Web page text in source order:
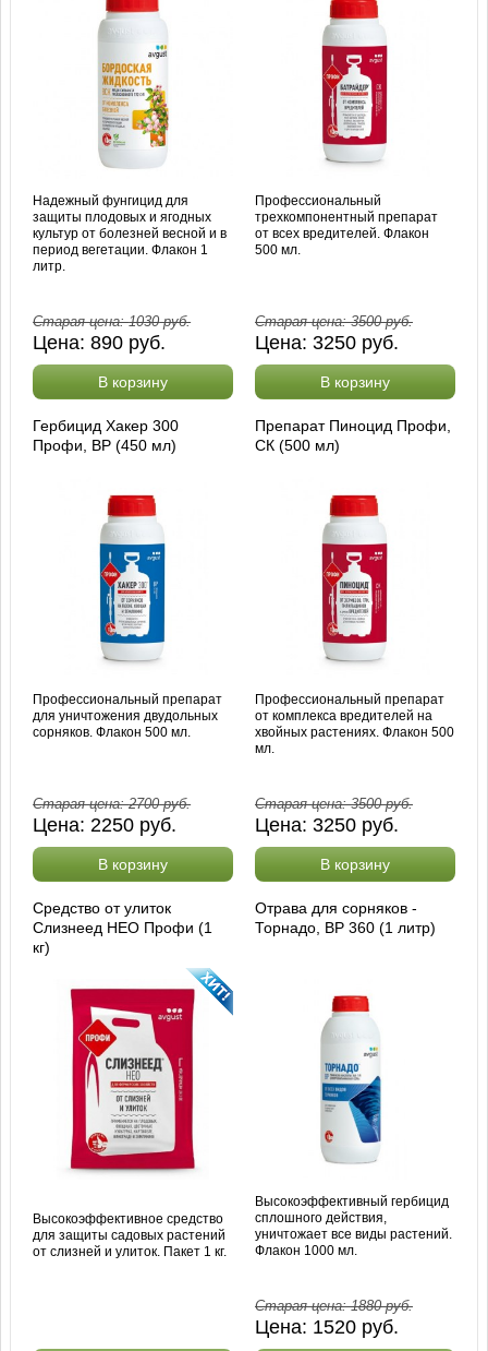
Надежный фунгицид для
защиты плодовых и ягодных
культур от болезней весной и в
период вегетации. Флакон 1
литр.
Старая цена:1030руб.
Цена:890 руб.
В корзину
Профессиональный
трехкомпонентный препарат
от всех вредителей. Флакон
500 мл.
Старая цена:3500руб.
Цена: 3250 руб.
В корзину
Гербицид Хакер 300
Профи, ВР (450 мл)
Профессиональный препарат
для уничтожения двудольных
сорняков. Флакон 500 мл.
Старая цена:2700руб.
Цена:2250 руб.
В корзину
Препарат Пиноцид Профи,
СК (500 мл)
Профессиональный препарат
от комплекса вредителей на
хвойных растениях. Флакон 500
мл.
Старая цена:3500руб.
Цена: 3250 руб.
В корзину
Средство от улиток
Слизнеед НЕО Профи (1
кг)
Высокоэффективное средство
для защиты садовых растений
от слизней и улиток. Пакет 1 кг.
Отрава для сорняков -
Торнадо, ВР 360 (1 литр)
Высокоэффективный гербицид
сплошного действия,
уничтожает все виды растений.
Флакон 1000 мл.
Старая цена:1880руб.
Цена: 1520 руб.